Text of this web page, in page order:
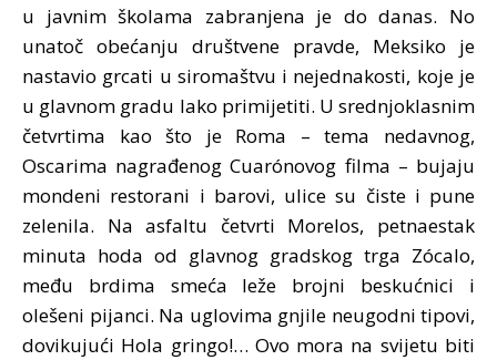
u javnim školama zabranjena je do danas. No
unatoč obećanju društvene pravde, Meksiko je
nastavio grcati u siromaštvu i nejednakosti, koje je
u glavnom gradu lako primijetiti. U srednjoklasnim
četvrtima kao što je Roma – tema nedavnog,
Oscarima nagrađenog Cuarónovog filma – bujaju
mondeni restorani i barovi, ulice su čiste i pune
zelenila. Na asfaltu četvrti Morelos, petnaestak
minuta hoda od glavnog gradskog trga Zócalo,
među brdima smeća leže brojni beskućnici i
olešeni pijanci. Na uglovima gnjile neugodni tipovi,
dovikujući Hola gringo!… Ovo mora na svijetu biti